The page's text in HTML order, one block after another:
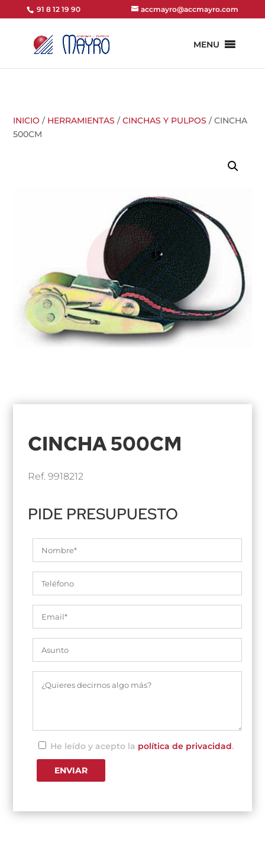
91 8 12 19 90 accmayro@accmayro.com
MENU
INICIO / HERRAMIENTAS /CINCHAS Y PULPOS / CINCHA
500CM
CINCHA 500CM
Ref. 9918212
PIDE PRESUPUESTO
He leído y acepto la política de privacidad.